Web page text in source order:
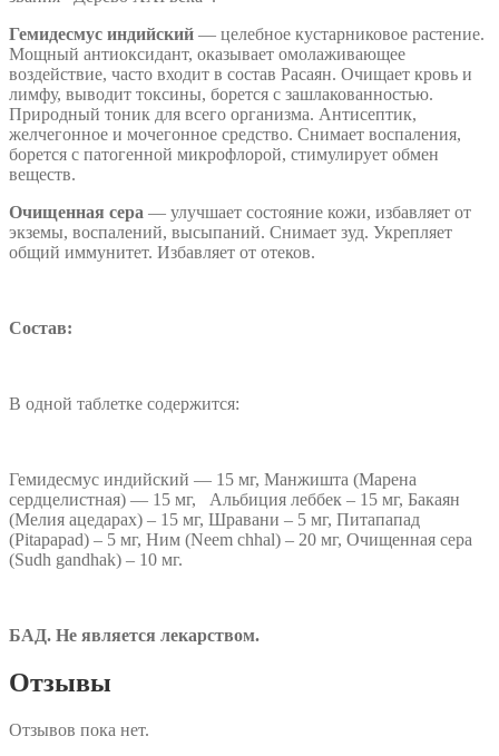
Гемидесмус индийский — целебное кустарниковое растение.
Мощный антиоксидант, оказывает омолаживающее
воздействие, часто входит в состав Расаян. Очищает кровь и
лимфу, выводит токсины, борется с зашлакованностью.
Природный тоник для всего организма. Антисептик,
желчегонное и мочегонное средство. Снимает воспаления,
борется с патогенной микрофлорой, стимулирует обмен
веществ.
Очищенная сера — улучшает состояние кожи, избавляет от
экземы, воспалений, высыпаний. Снимает зуд. Укрепляет
общий иммунитет. Избавляет от отеков.
Состав:
В одной таблетке содержится:
Гемидесмус индийский — 15 мг, Манжишта (Марена
сердцелистная) — 15 мг, Альбиция леббек – 15 мг, Бакаян
(Мелия ацедарах) – 15 мг, Шравани – 5 мг, Питапапад
(Pitapapad) – 5 мг, Ним (Neem chhal) – 20 мг, Очищенная сера
(Sudh gandhak) – 10 мг.
БАД. Не является лекарством.
Отзывы
Отзывов пока нет.